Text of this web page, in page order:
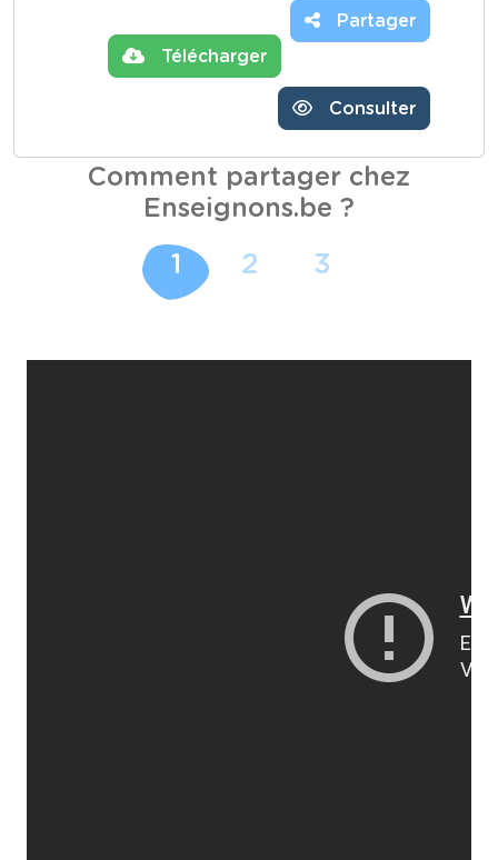
Télécharger
Partager
Consulter
Comment partager chez
Enseignons.be ?
1 2 3